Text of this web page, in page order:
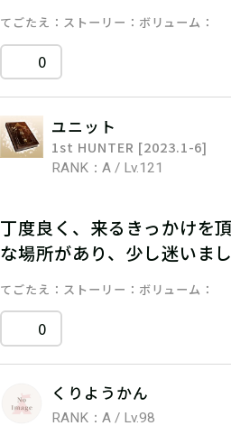
てごたえ ストーリー ボリューム
0
ユニット
1st HUNTER [2023.1-6]
RANK：A / Lv.121
丁度良く、来るきっかけを
な場所があり、少し迷いまし
てごたえ ストーリー ボリューム
0
くりようかん
RANK：A / Lv.98